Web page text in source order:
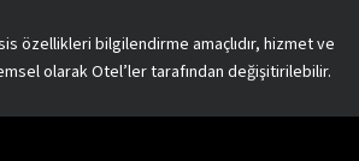
özellikleri bilgilendirme amaçlıdır, hizmet ve
olarak Otel’ler tarafından değişitirilebilir.